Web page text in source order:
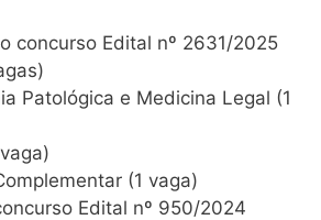
concurso Edital nº 2631/2025
Patológica e Medicina Legal (1
(1 vaga)
Edital nº 950/2024